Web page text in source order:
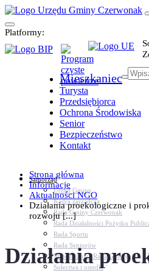
Platformy:
Mieszkaniec
Turysta
Przedsiębiorca
Ochrona Środowiska
Senior
Bezpieczeństwo
Kontakt
Samorząd
Urząd Gminy
Kadra zarządcza
Rada Gminy Czerwonak
Rada Działalności Pożytku
Rada Sportu
Rada Seniorów
Młodzieżowa Rada Gminy
Sołectwa i osiedla
Strona główna
Informacje
Aktualności NGO
Działania proekologiczne i
rozwoju [...]
Działania